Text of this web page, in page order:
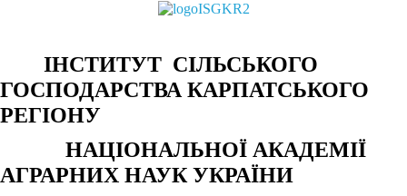
ІНСТИТУТ СІЛЬСЬКОГО
ГОСПОДАРСТВА КАРПАТСЬКОГО
РЕГІОНУ
НАЦІОНАЛЬНОЇ АКАДЕМІЇ
АГРАРНИХ НАУК УКРАЇНИ